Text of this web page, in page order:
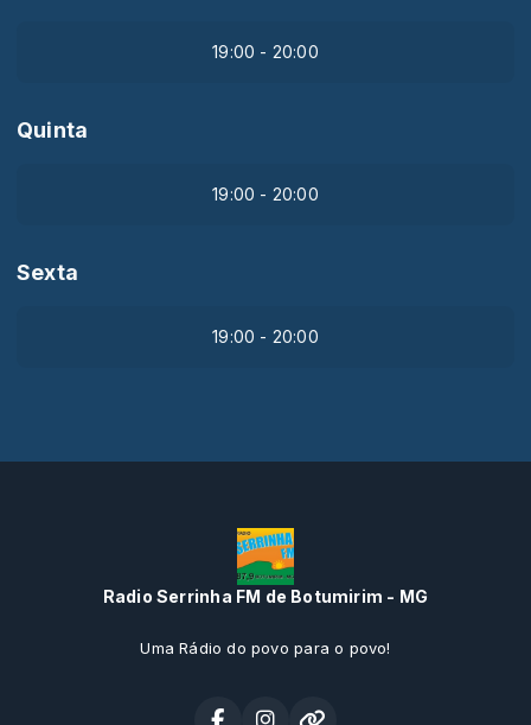
19:00 - 20:00
Quinta
19:00 - 20:00
Sexta
19:00 - 20:00
Radio Serrinha FM de Botumirim - MG
Uma Rádio do povo para o povo!